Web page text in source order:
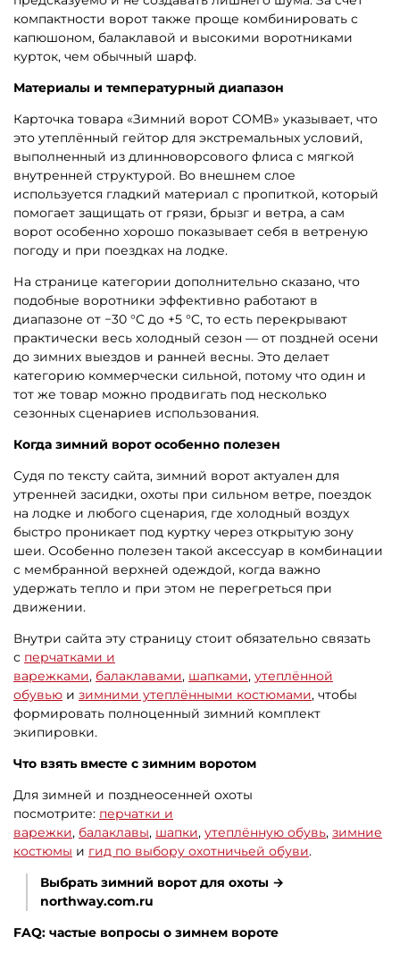
компактности ворот также проще комбинировать с
капюшоном, балаклавой и высокими воротниками
курток, чем обычный шарф.
Материалы и температурный диапазон
Карточка товара «Зимний ворот COMB» указывает, что
это утеплённый гейтор для экстремальных условий,
выполненный из длинноворсового флиса с мягкой
внутренней структурой. Во внешнем слое
используется гладкий материал с пропиткой, который
помогает защищать от грязи, брызг и ветра, а сам
ворот особенно хорошо показывает себя в ветреную
погоду и при поездках на лодке.
На странице категории дополнительно сказано, что
подобные воротники эффективно работают в
диапазоне от −30 °C до +5 °C, то есть перекрывают
практически весь холодный сезон — от поздней осени
до зимних выездов и ранней весны. Это делает
категорию коммерчески сильной, потому что один и
тот же товар можно продвигать под несколько
сезонных сценариев использования.
Когда зимний ворот особенно полезен
Судя по тексту сайта, зимний ворот актуален для
утренней засидки, охоты при сильном ветре, поездок
на лодке и любого сценария, где холодный воздух
быстро проникает под куртку через открытую зону
шеи. Особенно полезен такой аксессуар в комбинации
с мембранной верхней одеждой, когда важно
удержать тепло и при этом не перегреться при
движении.
Внутри сайта эту страницу стоит обязательно связать
с перчатками и
варежками, балаклавами, шапками, утеплённой
обувью и зимними утеплёнными костюмами, чтобы
формировать полноценный зимний комплект
экипировки.
Что взять вместе с зимним воротом
Для зимней и позднеосенней охоты
посмотрите: перчатки и
варежки, балаклавы, шапки, утеплённую обувь, зимние
костюмы и гид по выбору охотничьей обуви.
Выбрать зимний ворот для охоты →
northway.com.ru
FAQ: частые вопросы о зимнем вороте